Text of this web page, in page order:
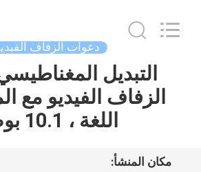
الصفحة
الرئيسية
Technology
دعوات الزفاف
التبديل
الزفاف الفيديو مع
اللغة ، 10.1 بوصة
مكان المنشأ: